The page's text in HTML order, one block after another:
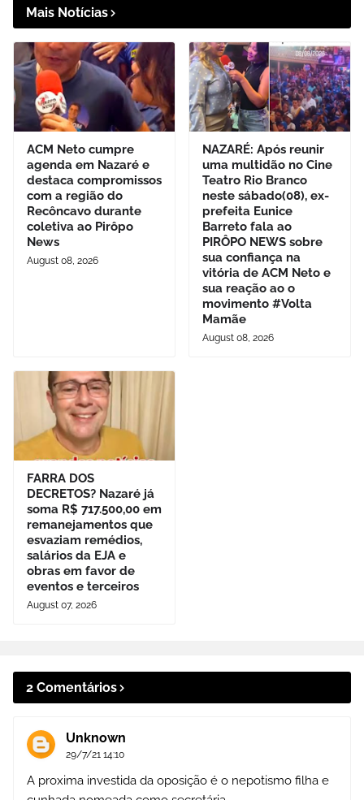
Mais Notícias
ACM Neto cumpre
agenda em Nazaré e
destaca compromissos
com a região do
Recôncavo durante
coletiva ao Pirôpo
News
August 08, 2026
NAZARÉ: Após reunir
uma multidão no Cine
Teatro Rio Branco
neste sábado(08), ex-
prefeita Eunice
Barreto fala ao
PIRÔPO NEWS sobre
sua confiança na
vitória de ACM Neto e
sua reação ao o
movimento #Volta
Mamãe
August 08, 2026
FARRA DOS
DECRETOS? Nazaré já
soma R$ 717.500,00 em
remanejamentos que
esvaziam remédios,
salários da EJA e
obras em favor de
eventos e terceiros
August 07, 2026
2 Comentários
Unknown
29/7/21 14:10
A proxima investida da oposição é o nepotismo filha e